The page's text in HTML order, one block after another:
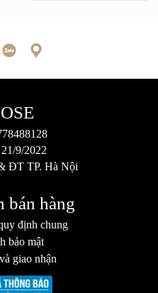
9/2022
ĐT TP. Hà Nội
bán hàng
định chung
bảo mật
giao nhận